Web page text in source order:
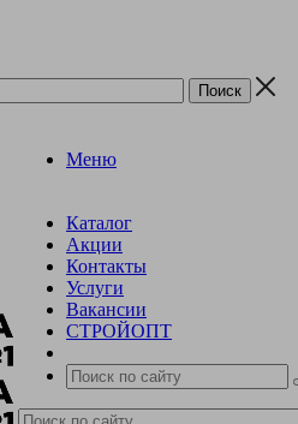
Меню
Каталог
Акции
Контакты
Услуги
Вакансии
СТРОЙОПТ